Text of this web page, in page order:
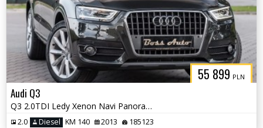
55 899 PLN
Audi Q3
Q3 2.0TDI Ledy Xenon Navi Panorama Alu 19" Full Serwis Gwarancjia !!!
2.0 Diesel KM 140 2013 185123